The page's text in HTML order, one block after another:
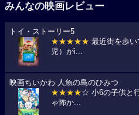
みんなの映画レビュー
トイ・ストーリー5
★★★★★ 最近街を歩
児）がi...
映画ちいかわ 人魚の島のひみつ
★★★★☆ 小6の子供と
ゃ怖か...